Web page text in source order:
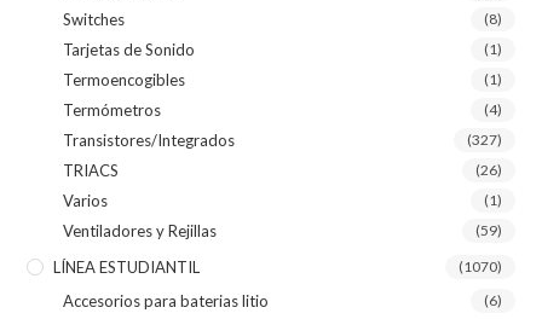
Switches (8)
Tarjetas de Sonido (1)
Termoencogibles (1)
Termómetros (4)
Transistores/Integrados (327)
TRIACS (26)
Varios (1)
Ventiladores y Rejillas (59)
LÍNEA ESTUDIANTIL (1070)
Accesorios para baterias litio (6)